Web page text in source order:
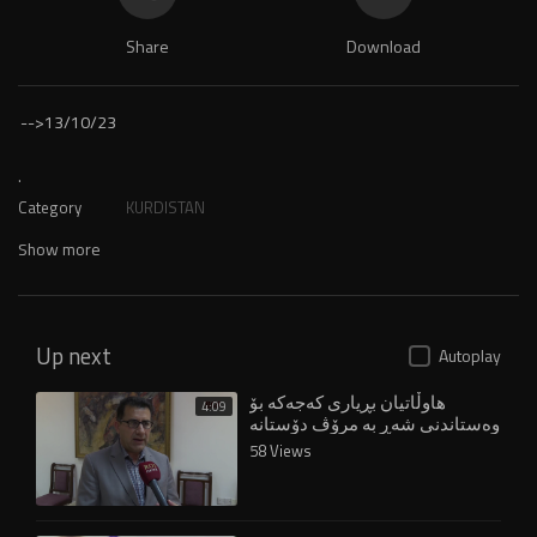
Share Download
-->13/10/23
.
Category KURDISTAN
Show more
Up next Autoplay
4:09 هاوڵاتیان بڕیاری کەجەکە بۆ
وەستاندنی شەڕ بە مرۆڤ دۆستانە
ناو دەبەن
58 Views